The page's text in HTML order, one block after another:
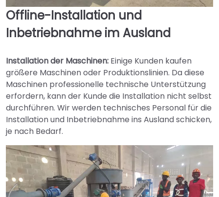
Offline-Installation und
Inbetriebnahme im Ausland
Installation der Maschinen: Einige Kunden kaufen
größere Maschinen oder Produktionslinien. Da diese
Maschinen professionelle technische Unterstützung
erfordern, kann der Kunde die Installation nicht selbst
durchführen. Wir werden technisches Personal für die
Installation und Inbetriebnahme ins Ausland schicken,
je nach Bedarf.